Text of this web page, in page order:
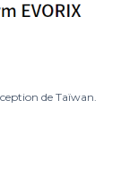
de Taïwan.